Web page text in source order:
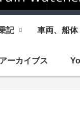
記 車両、船
ーカイブス